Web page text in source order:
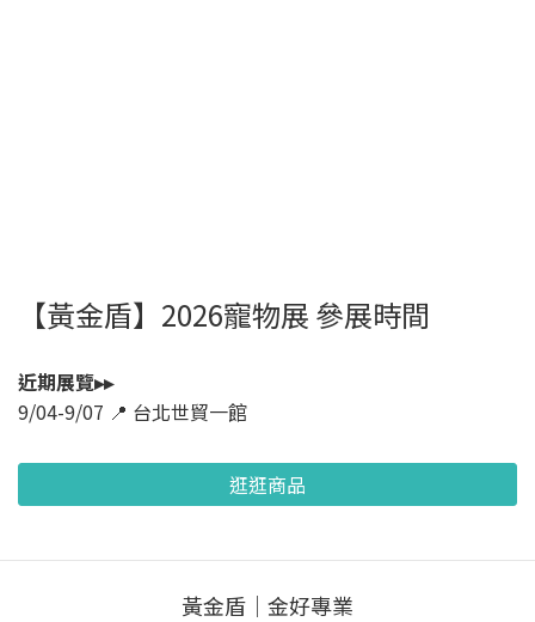
【黃金盾】2026寵物展 參展時間
近期展覽▸▸
9/04-9/07 📍 台北世貿一館
逛逛商品
黃金盾｜金好專業